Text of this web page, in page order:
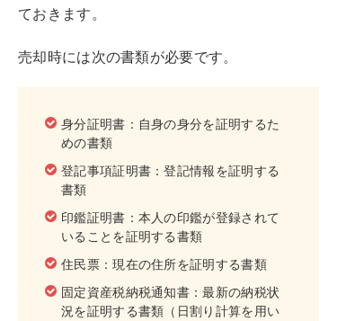
ておきます。
売却時には次の書類が必要です。
身分証明書：自身の身分を証明するた
めの書類
登記事項証明書：登記情報を証明する
書類
印鑑証明書：本人の印鑑が登録されて
いることを証明する書類
住民票：現在の住所を証明する書類
固定資産税納税通知書：最新の納税状
況を証明する書類（日割り計算を用い